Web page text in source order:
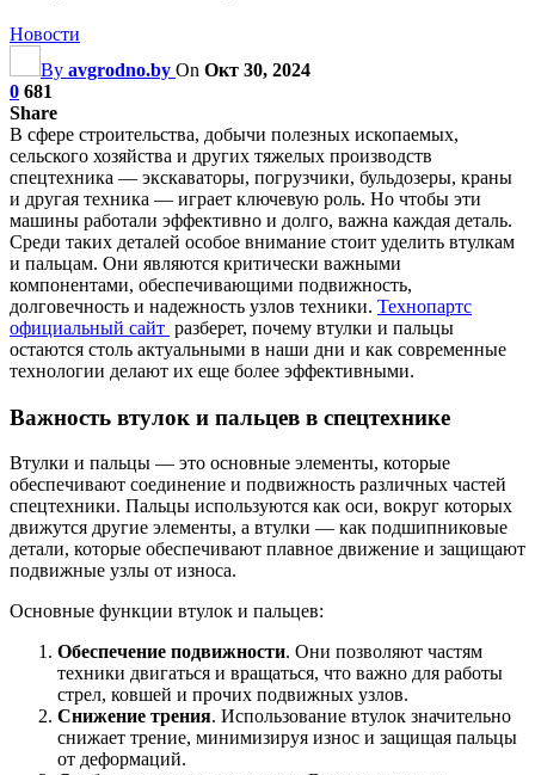
Новости
By avgrodno.by On Окт 30, 2024
0 681
Share
В сфере строительства, добычи полезных ископаемых,
сельского хозяйства и других тяжелых производств
спецтехника — экскаваторы, погрузчики, бульдозеры, краны
и другая техника — играет ключевую роль. Но чтобы эти
машины работали эффективно и долго, важна каждая деталь.
Среди таких деталей особое внимание стоит уделить втулкам
и пальцам. Они являются критически важными
компонентами, обеспечивающими подвижность,
долговечность и надежность узлов техники. Технопартс
официальный сайт разберет, почему втулки и пальцы
остаются столь актуальными в наши дни и как современные
технологии делают их еще более эффективными.
Важность втулок и пальцев в спецтехнике
Втулки и пальцы — это основные элементы, которые
обеспечивают соединение и подвижность различных частей
спецтехники. Пальцы используются как оси, вокруг которых
движутся другие элементы, а втулки — как подшипниковые
детали, которые обеспечивают плавное движение и защищают
подвижные узлы от износа.
Основные функции втулок и пальцев:
Обеспечение подвижности. Они позволяют частям
техники двигаться и вращаться, что важно для работы
стрел, ковшей и прочих подвижных узлов.
Снижение трения. Использование втулок значительно
снижает трение, минимизируя износ и защищая пальцы
от деформаций.